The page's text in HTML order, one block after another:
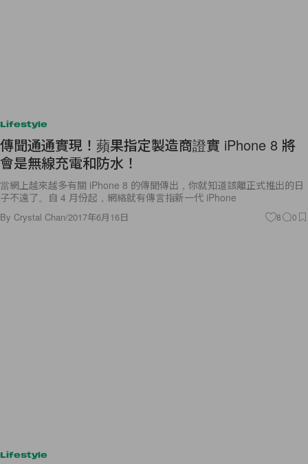
Lifestyle
傳聞通通實現！蘋果指定製造商證實 iPhone 8 將
會是無線充電和防水！
當網上越來越多有關 iPhone 8 的傳聞傳出，你就知道該離正式推出的日
子不遠了。自 4 月份起，網絡就有傳言指新一代 iPhone
By Crystal Chan/2017年6月16日 8 0
Lifestyle